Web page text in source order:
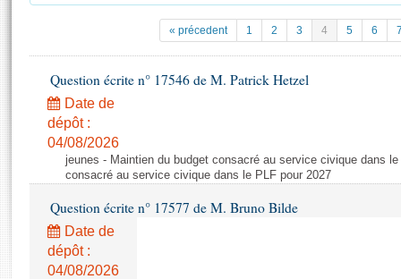
Projets de loi
Propositions de loi
Amendements
Textes adoptés
Rapports législatifs
Rapports sur l'application des lois
Documents de référence
( Constitution | Règlement de l'Assemblée ... )
Histoire
Juniors
Anciennes législatures
Contacts et plan d'accès
Photos libres de droit
« précedent 1 2 3 4 5 6
Question écrite n° 17546 de M. Patrick Hetzel
Date de
dépôt :
04/08/2026
jeunes - Maintien du budget consacré au service civique dans
consacré au service civique dans le PLF pour 2027
Question écrite n° 17577 de M. Bruno Bilde
Date de
dépôt :
04/08/2026